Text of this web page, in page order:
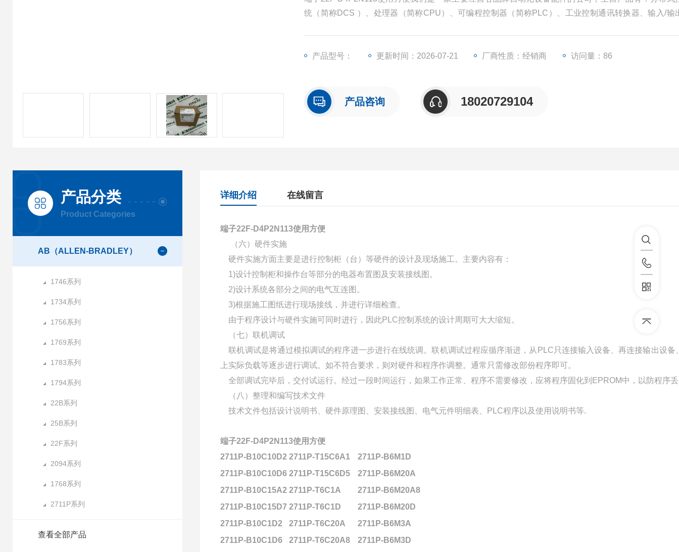
统（简称DCS ）、处理器（简称CPU）、可编程控制器（简称PLC）、工业控制通讯转换器、输入/输
产品型号： 更新时间：2026-07-21 厂商性质：经销商 访问量：86
产品咨询 18020729104
产品分类
Product Categories
AB（ALLEN-BRADLEY）
1746系列
1734系列
1756系列
1769系列
1783系列
1794系列
22B系列
25B系列
22F系列
2094系列
1768系列
2711P系列
查看全部产品
详细介绍 在线留言
端子22F-D4P2N113使用方便
（六）硬件实施
硬件实施方面主要是进行控制柜（台）等硬件的设计及现场施工。主要内容有：
1)设计控制柜和操作台等部分的电器布置图及安装接线图。
2)设计系统各部分之间的电气互连图。
3)根据施工图纸进行现场接线，并进行详细检查。
由于程序设计与硬件实施可同时进行，因此PLC控制系统的设计周期可大大缩短。
（七）联机调试
联机调试是将通过模拟调试的程序进一步进行在线统调。联机调试过程应循序渐进，从PLC只连接输入设备、再连接输出设备
上实际负载等逐步进行调试。如不符合要求，则对硬件和程序作调整。通常只需修改部份程序即可。
全部调试完毕后，交付试运行。经过一段时间运行，如果工作正常、程序不需要修改，应将程序固化到EPROM中，以防程序
（八）整理和编写技术文件
技术文件包括设计说明书、硬件原理图、安装接线图、电气元件明细表、PLC程序以及使用说明书等.
端子22F-D4P2N113使用方便
2711P-B10C10D2 2711P-T15C6A1
2711P-B6M1D
2711P-B10C10D6 2711P-T15C6D5
2711P-B6M20A
2711P-B10C15A2 2711P-T6C1A
2711P-B6M20A8
2711P-B10C15D7 2711P-T6C1D
2711P-B6M20D
2711P-B10C1D2
2711P-T6C20A
2711P-B6M3A
2711P-B10C1D6
2711P-T6C20A8
2711P-B6M3D